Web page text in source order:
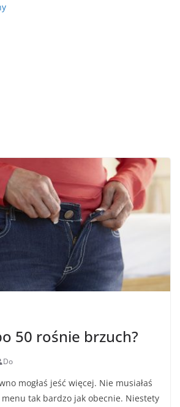
50 rośnie brzuch?
Do
mogłaś jeść więcej. Nie musiałaś
tak bardzo jak obecnie. Niestety